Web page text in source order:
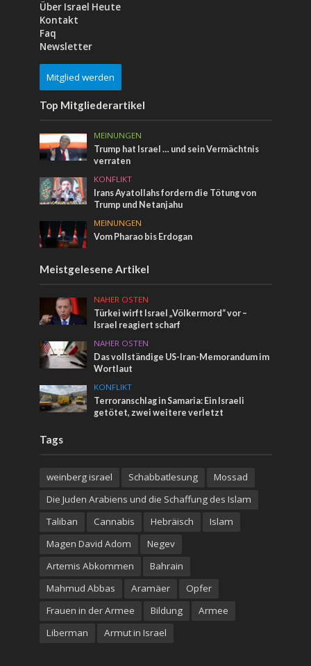
Über Israel Heute
Kontakt
Faq
Newsletter
Mitglied werden
Top Mitgliederartikel
MEINUNGEN
Trump hat Israel … und sein Vermächtnis
verraten
KONFLIKT
Irans Ayatollahs fordern die Tötung von
Trump und Netanjahu
MEINUNGEN
Vom Pharao bis Erdogan
Meistgelesene Artikel
NAHER OSTEN
Türkei wirft Israel „Völkermord“ vor –
Israel reagiert scharf
NAHER OSTEN
Das vollständige US-Iran-Memorandum im
Wortlaut
KONFLIKT
Terroranschlag in Samaria: Ein Israeli
getötet, zwei weitere verletzt
Tags
weinberg israel Schabbatlesung
Mossad
Die Juden Arabiens und die Schaffung des Islam
Taliban
Cannabis Hebräisch
Islam
Magen David Adom
Negev
Artemis Abkommen
Bahrain
Mahmud Abbas
Aramäer
Opfer
Frauen in der Armee
Bildung
Armee
Liberman
Armut in Israel